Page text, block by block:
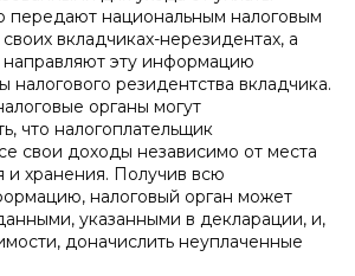
передают национальным налоговым
вкладчиках-нерезидентах, а
направляют эту информацию
налогового резидентства вкладчика.
органы могут
что налогоплательщик
свои доходы независимо от места
и хранения. Получив всю
налоговый орган может
указанными в декларации, и,
доначислить неуплаченные